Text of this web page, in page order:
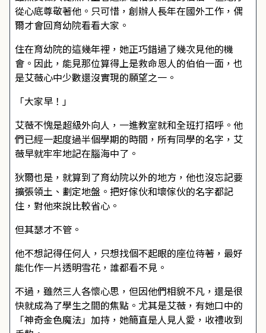
從心底尊敬著他。只可惜，創辦人長年在國外工作，偶
爾才會回育幼院看看大家。
住在育幼院的這幾年裡，她正巧錯過了幾次見他的機
會。因此，能見那位算得上是救命恩人的伯伯一面，也
是艾薇心中少數還沒實現的願望之一。
「大家早！」
艾薇不愧是超級外向人，一進教室就和全班打招呼。他
們已經一起度過半個學期的時間，所有同學的名字，艾
薇早就牢牢地記在腦海中了。
狄爾也是，就算到了育幼院以外的地方，他也沒忘記要
擴張領土、劃定地盤。把好傢伙和壞傢伙的名字都記
住，對他來說比較省心。
但其瑟才不管。
他不想記得任何人，只想找個不起眼的座位待著，最好
能化作一片透明雪花，誰都看不見。
不過，雖然三人各懷心思，但因他們相貌不凡，還是很
快就成為了學生之間的焦點。尤其是艾薇，有她口中的
「神奇金色魔法」加持，她簡直是人見人愛，收禮收到